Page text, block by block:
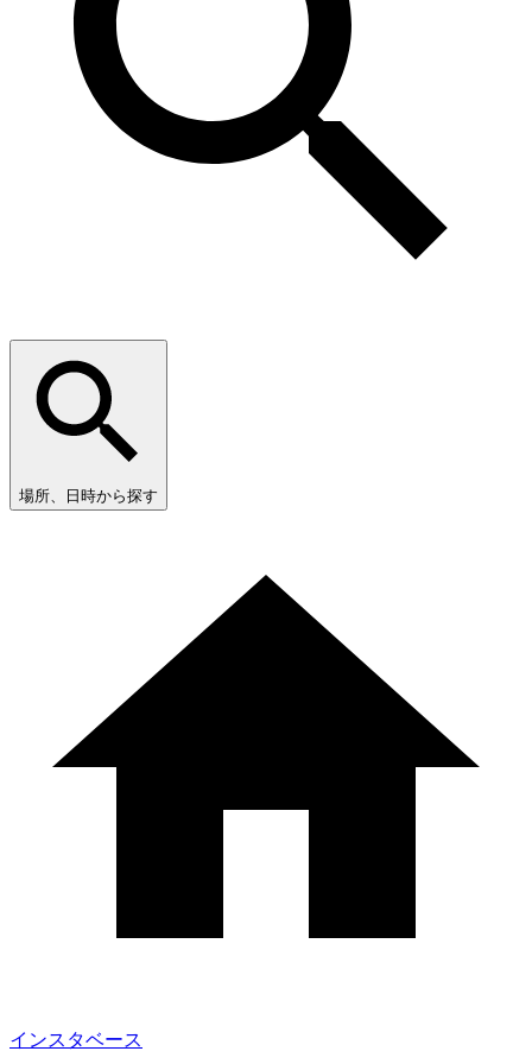
場所、日時から探す
インスタベース